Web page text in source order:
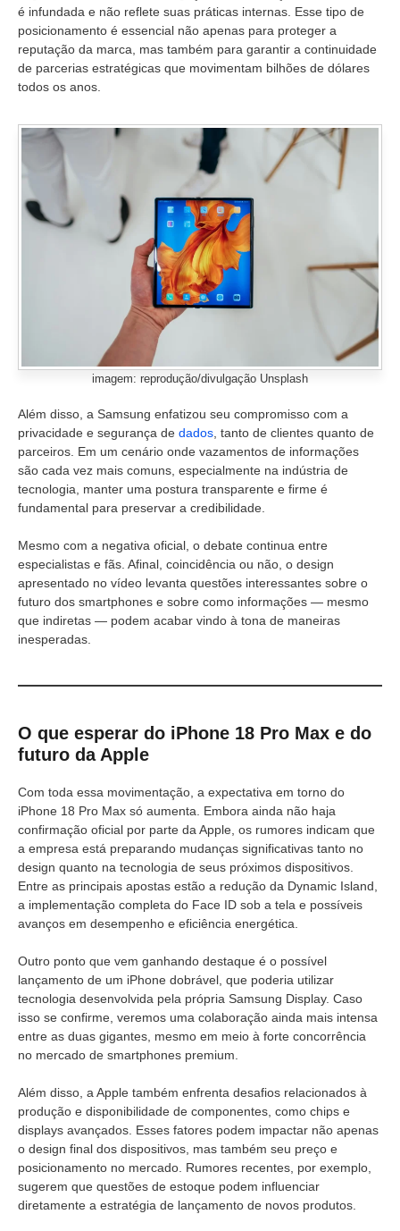
é infundada e não reflete suas práticas internas. Esse tipo de
posicionamento é essencial não apenas para proteger a
reputação da marca, mas também para garantir a continuidade
de parcerias estratégicas que movimentam bilhões de dólares
todos os anos.
imagem: reprodução/divulgação Unsplash
Além disso, a Samsung enfatizou seu compromisso com a
privacidade e segurança de dados , tanto de clientes quanto de
parceiros. Em um cenário onde vazamentos de informações
são cada vez mais comuns, especialmente na indústria de
tecnologia, manter uma postura transparente e firme é
fundamental para preservar a credibilidade.
Mesmo com a negativa oficial, o debate continua entre
especialistas e fãs. Afinal, coincidência ou não, o design
apresentado no vídeo levanta questões interessantes sobre o
futuro dos smartphones e sobre como informações — mesmo
que indiretas — podem acabar vindo à tona de maneiras
inesperadas.
O que esperar do iPhone 18 Pro Max e do
futuro da Apple
Com toda essa movimentação, a expectativa em torno do
iPhone 18 Pro Max só aumenta. Embora ainda não haja
confirmação oficial por parte da Apple, os rumores indicam que
a empresa está preparando mudanças significativas tanto no
design quanto na tecnologia de seus próximos dispositivos.
Entre as principais apostas estão a redução da Dynamic Island,
a implementação completa do Face ID sob a tela e possíveis
avanços em desempenho e eficiência energética.
Outro ponto que vem ganhando destaque é o possível
lançamento de um iPhone dobrável, que poderia utilizar
tecnologia desenvolvida pela própria Samsung Display. Caso
isso se confirme, veremos uma colaboração ainda mais intensa
entre as duas gigantes, mesmo em meio à forte concorrência
no mercado de smartphones premium.
Além disso, a Apple também enfrenta desafios relacionados à
produção e disponibilidade de componentes, como chips e
displays avançados. Esses fatores podem impactar não apenas
o design final dos dispositivos, mas também seu preço e
posicionamento no mercado. Rumores recentes, por exemplo,
sugerem que questões de estoque podem influenciar
diretamente a estratégia de lançamento de novos produtos.